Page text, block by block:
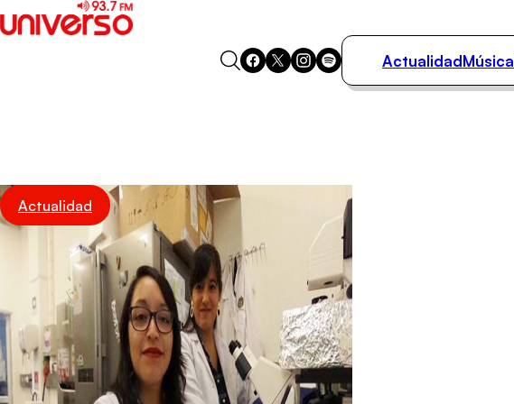
Podcasts
Destacados
ActualidadMúsica
Actualidad